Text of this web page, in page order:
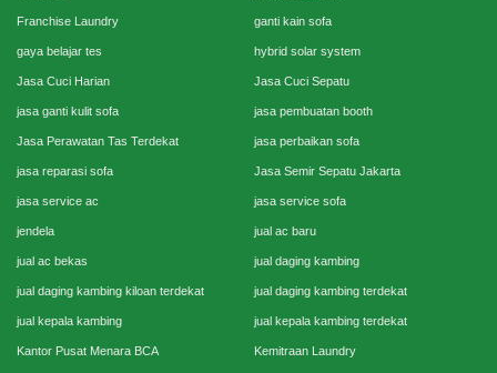
Franchise Laundry ganti kain sofa
gaya belajar tes hybrid solar system
Jasa Cuci Harian Jasa Cuci Sepatu
jasa ganti kulit sofa jasa pembuatan booth
Jasa Perawatan Tas Terdekat jasa perbaikan sofa
jasa reparasi sofa Jasa Semir Sepatu Jakarta
jasa service ac jasa service sofa
jendela jual ac baru
jual ac bekas jual daging kambing
jual daging kambing kiloan terdekat jual daging kambing terdekat
jual kepala kambing jual kepala kambing terdekat
Kantor Pusat Menara BCA Kemitraan Laundry